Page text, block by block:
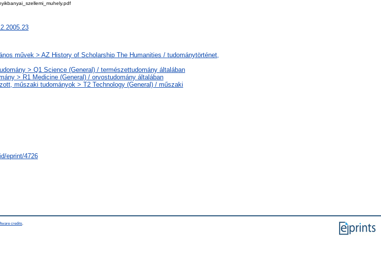
művek > AZ History of Scholarship The Humanities / tudománytörténet,
> Q1 Science (General) / természettudomány általában
> R1 Medicine (General) / orvostudomány általában
műszaki tudományok > T2 Technology (General) / műszaki
eprint/4726
credits